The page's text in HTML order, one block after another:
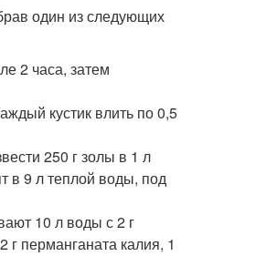
один из следующих
2 часа, затем
кустик влить по 0,5
250 г золы в 1 л
в 9 л теплой воды, под
10 л воды с 2 г
перманганата калия, 1